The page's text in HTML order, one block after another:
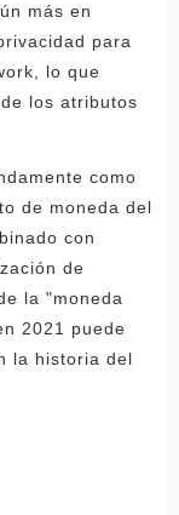
más en
para
lo que
los atributos
como
de moneda del
con
de
la "moneda
2021 puede
la historia del